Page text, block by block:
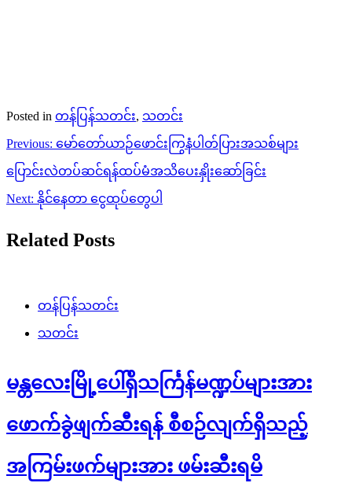
Posted in တန်ပြန်သတင်း, သတင်း
Post
navigation
Previous: မော်တော်ယာဉ်ဖောင်းကြွနံပါတ်ပြားအသစ်များ
ပြောင်းလဲတပ်ဆင်ရန်ထပ်မံအသိပေးနှိုးဆော်ခြင်း
Next: နိုင်နေတာ ငွေထုပ်တွေပါ
Related Posts
တန်ပြန်သတင်း
သတင်း
မန္တလေးမြို့ပေါ်ရှိသင်္ကြန်မဏ္ဍပ်များအား
ဖောက်ခွဲဖျက်ဆီးရန် စီစဉ်လျက်ရှိသည့်
အကြမ်းဖက်များအား ဖမ်းဆီးရမိ